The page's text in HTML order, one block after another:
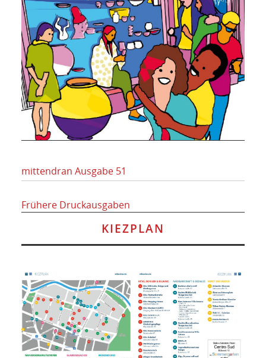
mittendran Ausgabe 51
Frühere Druckausgaben
KIEZPLAN